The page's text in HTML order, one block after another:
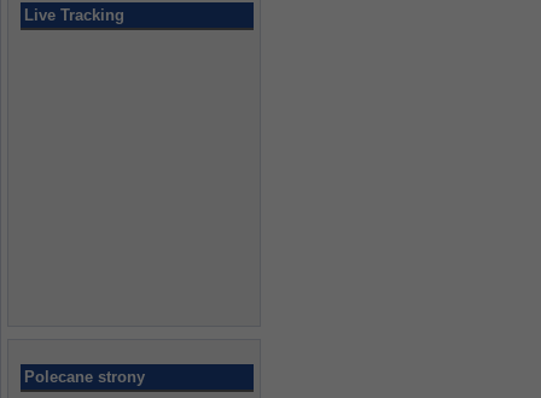
Live Tracking
Polecane strony